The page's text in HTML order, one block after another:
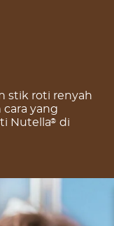
stik roti renyah
cara yang
Nutella® di